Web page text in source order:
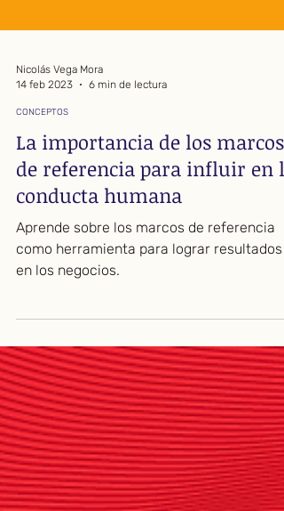
Nicolás Vega Mora
CONCEPTOS
La importancia de los marcos
de referencia para influir en la
conducta humana
Aprende sobre los marcos de referencia